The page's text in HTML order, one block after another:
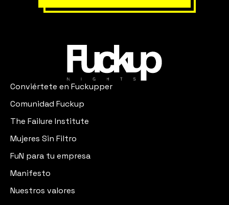
Conviértete en Fuckupper
Comunidad Fuckup
The Failure Institute
Mujeres Sin Filtro
FuN para tu empresa
Manifesto
Nuestros valores